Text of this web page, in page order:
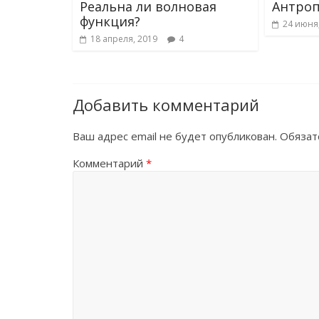
Реальна ли волновая
функция?
18 апреля, 2019 4
24
Добавить комментарий
Ваш адрес email не будет опубликован.
Комментарий *